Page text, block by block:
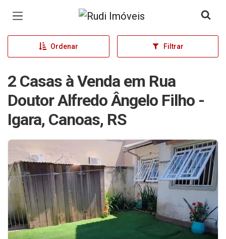
Página inicial
Ordenar Filtrar
2 Casas à Venda em Rua
Doutor Alfredo Ângelo Filho -
Igara, Canoas, RS